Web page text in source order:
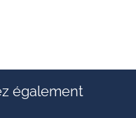
également